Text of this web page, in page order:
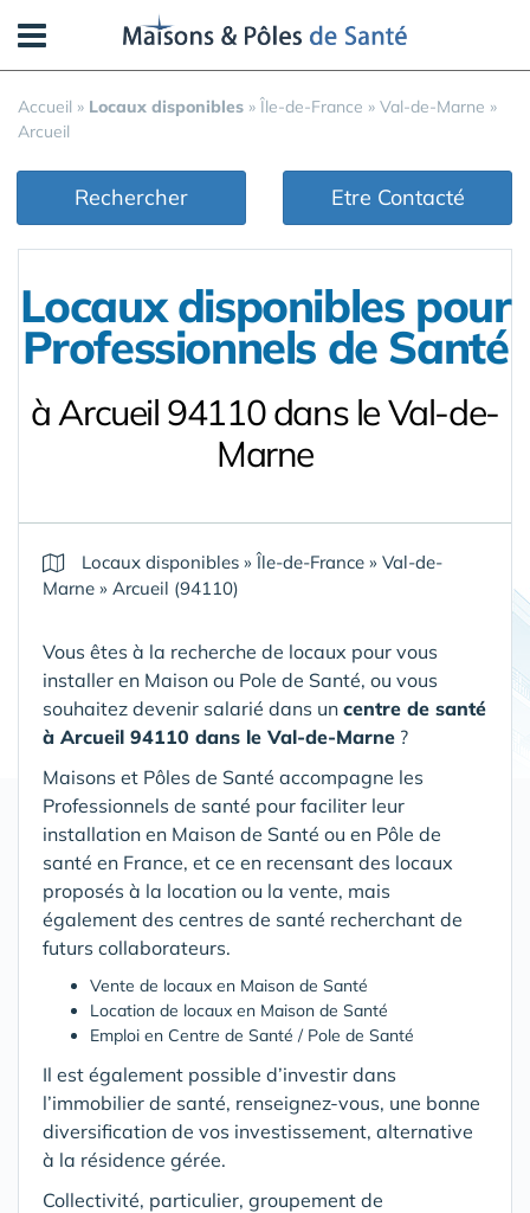
Accueil » Locaux disponibles » Île-de-France » Val-de-Marne »
Arcueil
Rechercher Etre Contacté
Locaux disponibles pour
Professionnels de Santé
à Arcueil 94110 dans le Val-de-
Marne
Locaux disponibles »Île-de-France » Val-de-
Marne » Arcueil (94110)
Vous êtes à la recherche de locaux pour vous
installer en Maison ou Pole de Santé, ou vous
souhaitez devenir salarié dans un centre de santé
à Arcueil 94110 dans le Val-de-Marne ?
Maisons et Pôles de Santé accompagne les
Professionnels de santé pour faciliter leur
installation en Maison de Santé ou en Pôle de
santé en France, et ce en recensant des locaux
proposés à la location ou la vente, mais
également des centres de santé recherchant de
futurs collaborateurs.
Vente de locaux en Maison de Santé
Location de locaux en Maison de Santé
Emploi en Centre de Santé / Pole de Santé
Il est également possible d’investir dans
l’immobilier de santé, renseignez-vous, une bonne
diversification de vos investissement, alternative
à la résidence gérée.
Collectivité, particulier, groupement de
Panneau de gestion des cookies